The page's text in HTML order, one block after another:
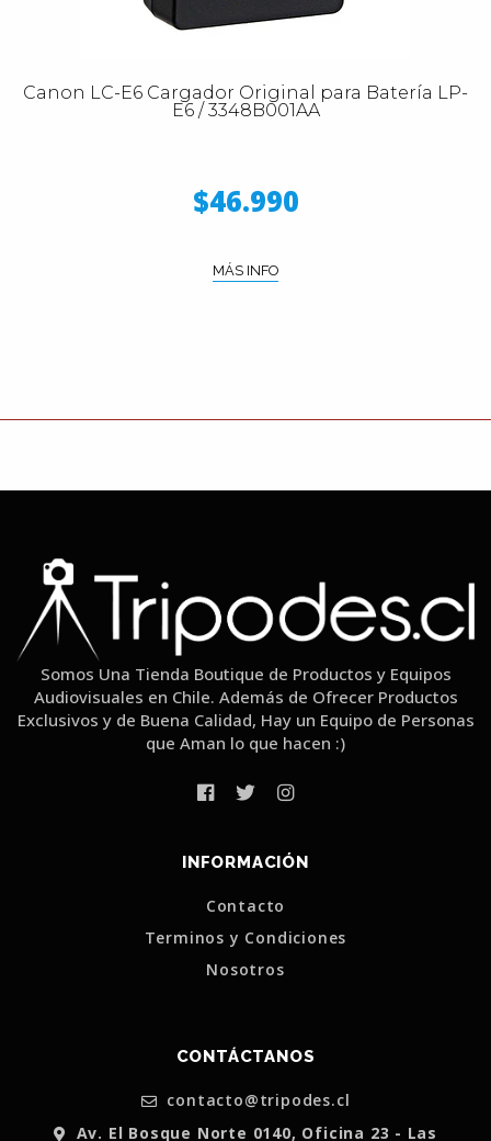
Canon LC-E6 Cargador Original para Batería LP-
E6 / 3348B001AA
$46.990
MÁS INFO
Somos Una Tienda Boutique de Productos y Equipos
Audiovisuales en Chile. Además de Ofrecer Productos
Exclusivos y de Buena Calidad, Hay un Equipo de Personas
que Aman lo que hacen :)
INFORMACIÓN
Contacto
Terminos y Condiciones
Nosotros
CONTÁCTANOS
contacto@tripodes.cl
Av. El Bosque Norte 0140, Oficina 23 - Las